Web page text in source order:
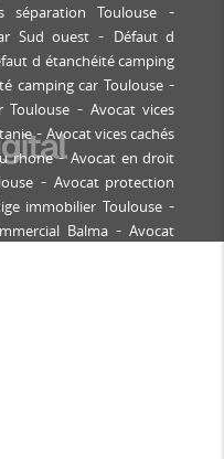
séparation Toulouse
Sud ouest
Défaut d
d étanchéité camping
camping car Toulouse
Toulouse
Avocat vices
Avocat vices cachés
rhone
Avocat en droit
Avocat protection
immobilier Toulouse
Balma
Avocat